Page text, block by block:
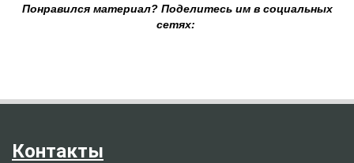
Понравился материал? Поделитесь им в социальных
сетях:
Контакты